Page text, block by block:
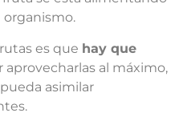
organismo.
es que hay que
aprovecharlas al máximo,
asimilar